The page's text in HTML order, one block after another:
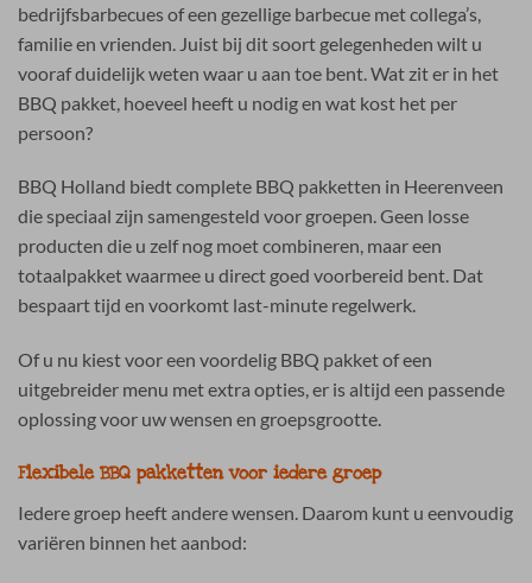
bedrijfsbarbecues of een gezellige barbecue met collega’s,
familie en vrienden. Juist bij dit soort gelegenheden wilt u
vooraf duidelijk weten waar u aan toe bent. Wat zit er in het
BBQ pakket, hoeveel heeft u nodig en wat kost het per
persoon?
BBQ Holland biedt complete BBQ pakketten in Heerenveen
die speciaal zijn samengesteld voor groepen. Geen losse
producten die u zelf nog moet combineren, maar een
totaalpakket waarmee u direct goed voorbereid bent. Dat
bespaart tijd en voorkomt last-minute regelwerk.
Of u nu kiest voor een voordelig BBQ pakket of een
uitgebreider menu met extra opties, er is altijd een passende
oplossing voor uw wensen en groepsgrootte.
Flexibele BBQ pakketten voor iedere groep
Iedere groep heeft andere wensen. Daarom kunt u eenvoudig
variëren binnen het aanbod: